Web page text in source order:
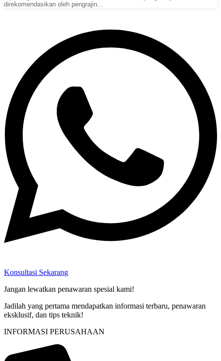
direkomendasikan oleh pengrajin...
Konsultasi Sekarang
Jangan lewatkan penawaran spesial kami!
Jadilah yang pertama mendapatkan informasi terbaru, penawaran
eksklusif, dan tips teknik!
INFORMASI PERUSAHAAN